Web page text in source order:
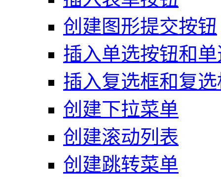
创建图形提交按钮
插入单选按钮和
插入复选框和复
创建下拉菜单
创建滚动列表
创建跳转菜单